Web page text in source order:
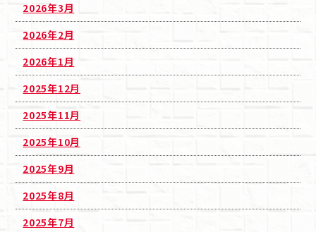
2026年3月
2026年2月
2026年1月
2025年12月
2025年11月
2025年10月
2025年9月
2025年8月
2025年7月